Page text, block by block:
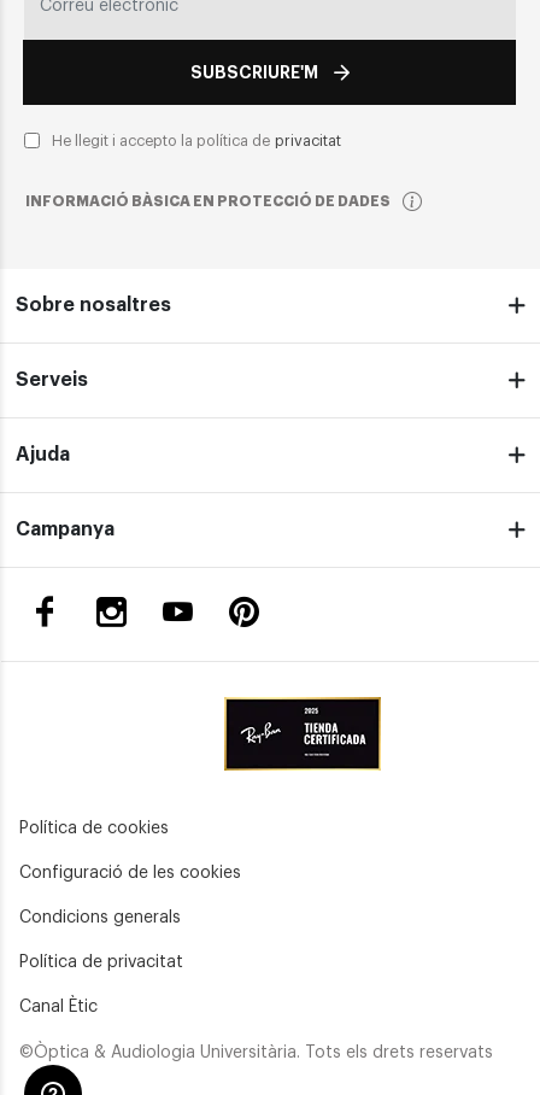
SUBSCRIURE'M
He llegit i accepto la política de privacitat
INFORMACIÓ BÀSICA EN PROTECCIÓ DE DADES
Sobre nosaltres
Serveis
Ajuda
Campanya
Política de cookies
Configuració de les cookies
Condicions generals
Política de privacitat
Canal Ètic
©Òptica & Audiologia Universitària. Tots els drets reservats